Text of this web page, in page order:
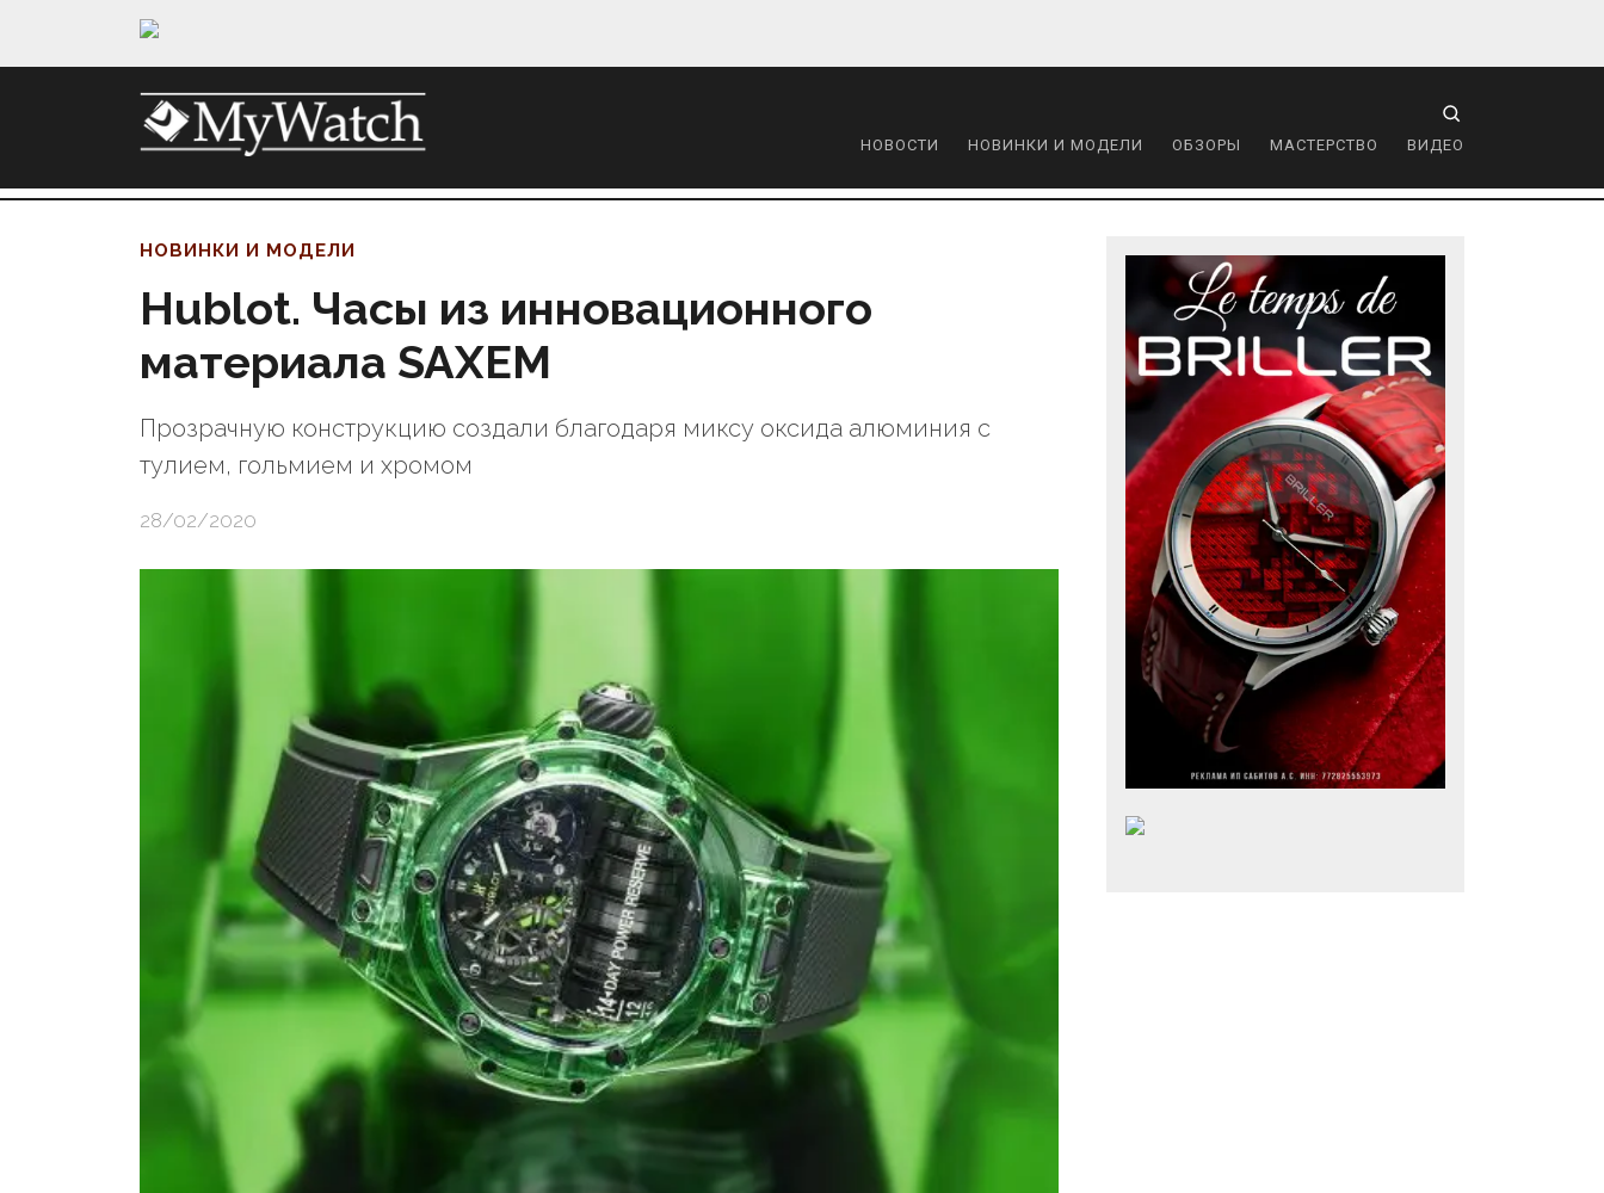
НОВОСТИ НОВИНКИ И МОДЕЛИ ОБЗОРЫ МАСТЕРСТВО ВИДЕО
НОВИНКИ И МОДЕЛИ
Hublot. Часы из инновационного
материала SAXEM
Прозрачную конструкцию создали благодаря миксу оксида алюминия с
тулием, гольмием и хромом
28/02/2020